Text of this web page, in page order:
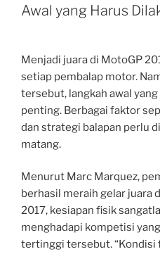
Awal yang Harus
Menjadi juara di MotoGP
setiap pembalap motor.
tersebut, langkah awal
penting. Berbagai faktor
dan strategi balapan perlu
matang.
Menurut Marc Marquez,
berhasil meraih gelar juara
2017, kesiapan fisik
menghadapi kompetisi
tertinggi tersebut. “Kondisi